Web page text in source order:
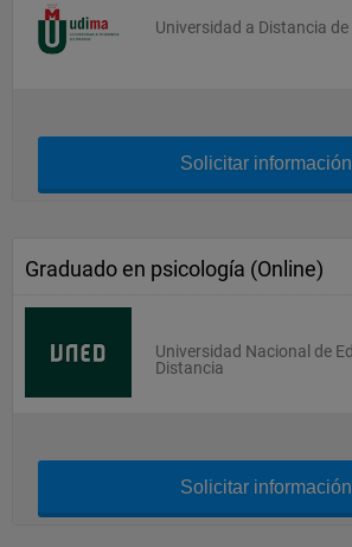
Universidad a Distancia
Solicitar información
Graduado en psicología (Online)
Universidad Nacional de
Distancia
Solicitar información